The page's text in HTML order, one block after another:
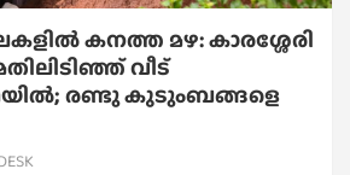
കനത്ത മഴ: കാരശ്ശേരി
വീട്
രണ്ടു കുടുംബങ്ങളെ